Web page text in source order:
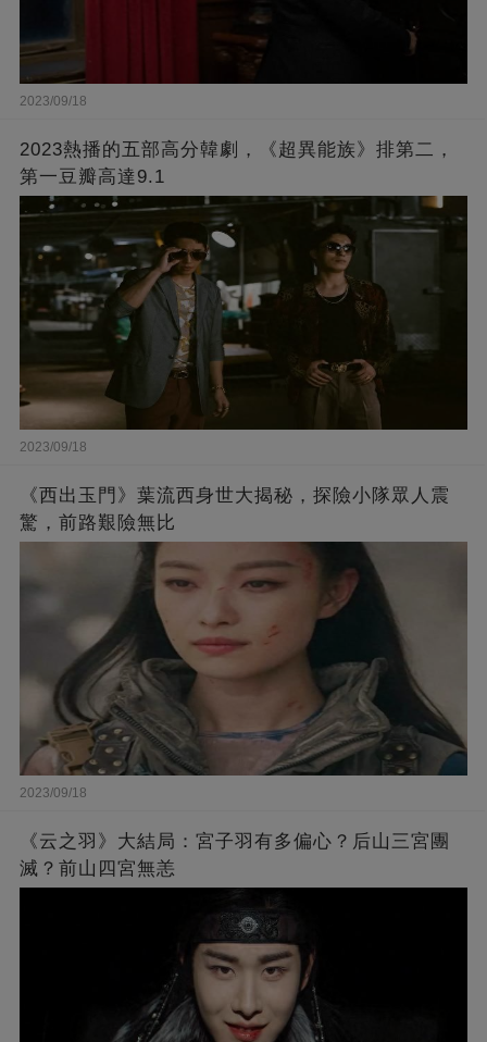
2023/09/18
2023熱播的五部高分韓劇，《超異能族》排第二，
第一豆瓣高達9.1
2023/09/18
《西出玉門》葉流西身世大揭秘，探險小隊眾人震
驚，前路艱險無比
2023/09/18
《云之羽》大結局：宮子羽有多偏心？后山三宮團
滅？前山四宮無恙